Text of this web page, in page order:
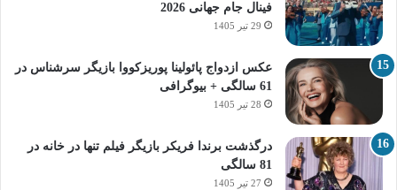
فینال جام جهانی 2026
29 تیر 1405
عکس ازدواج پائولینا پوریزکووا بازیگر سرشناس در
61 سالگی + بیوگرافی
28 تیر 1405
درگذشت برندا فریکر بازیگر فیلم تنها در خانه در
81 سالگی
27 تیر 1405